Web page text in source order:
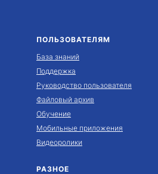
ПОЛЬЗОВАТЕЛЯМ
База знаний
Поддержка
Руководство пользователя
Файловый архив
Обучение
Мобильные приложения
Видеоролики
РАЗНОЕ